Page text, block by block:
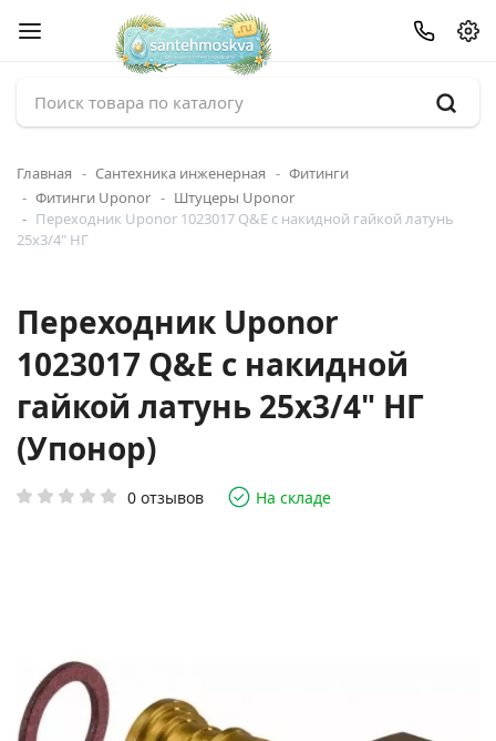
Главная Сантехника инженерная
Фитинги
Фитинги Uponor
Штуцеры Uponor
Переходник Uponor 1023017 Q&E с накидной гайкой латунь
25x3/4" НГ
Переходник Uponor
1023017 Q&E с накидной
гайкой латунь 25x3/4" НГ
(Упонор)
0 отзывов На складе